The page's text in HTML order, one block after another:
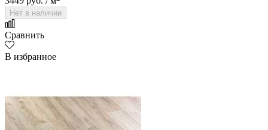
Нет в наличии
Сравнить
В избранное